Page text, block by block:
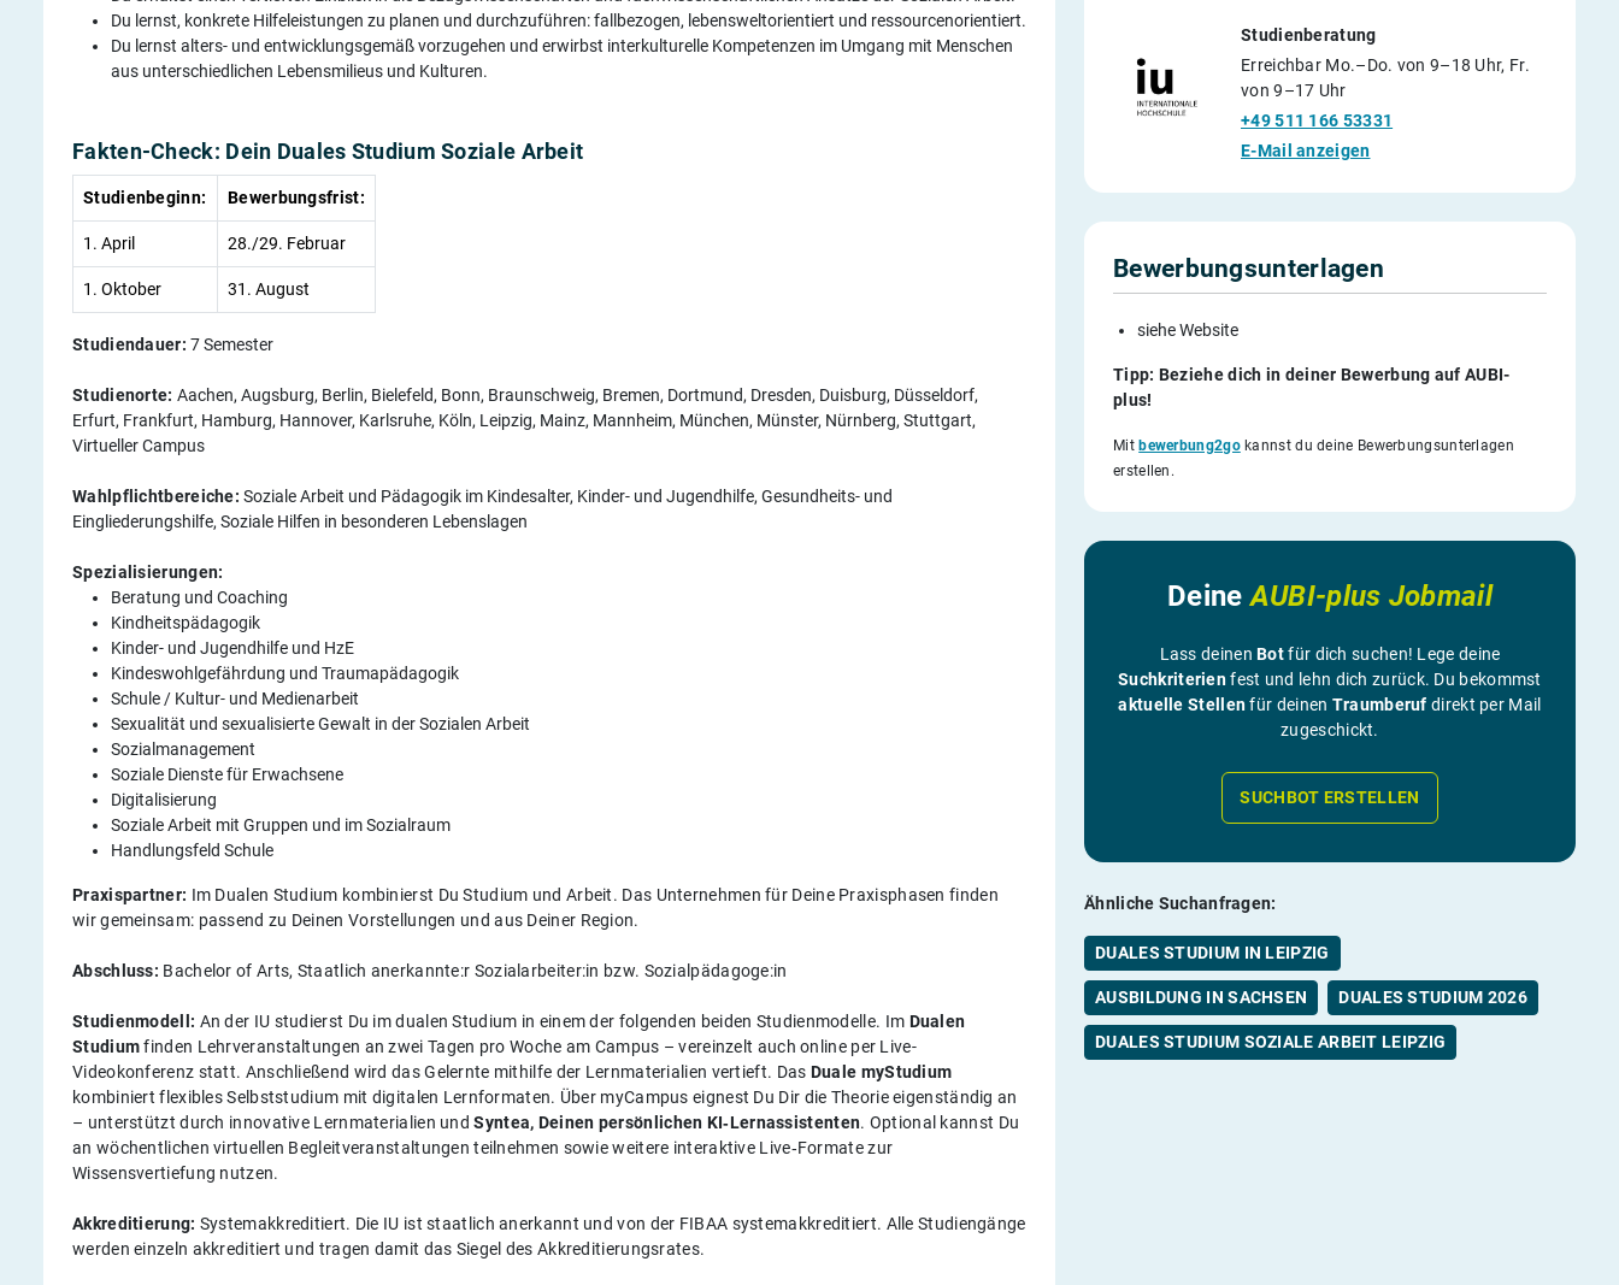
Du lernst, konkrete Hilfeleistungen zu planen und durchzuführen: fallbezogen, lebensweltorientiert und ressourcenorientiert.
Du lernst alters- und entwicklungsgemäß vorzugehen und erwirbst interkulturelle Kompetenzen im Umgang mit Menschen
aus unterschiedlichen Lebensmilieus und Kulturen.
Fakten-Check: Dein Duales Studium Soziale Arbeit
Studienbeginn: Bewerbungsfrist:
1. April 28./29. Februar
1. Oktober 31. August
Studiendauer:7 Semester
Studienorte: Aachen, Augsburg, Berlin, Bielefeld, Bonn, Braunschweig, Bremen, Dortmund, Dresden, Duisburg, Düsseldorf,
Erfurt, Frankfurt, Hamburg, Hannover, Karlsruhe, Köln, Leipzig, Mainz, Mannheim, München, Münster, Nürnberg, Stuttgart,
Virtueller Campus
Wahlpflichtbereiche:Soziale Arbeit und Pädagogik im Kindesalter, Kinder- und Jugendhilfe, Gesundheits- und
Eingliederungshilfe, Soziale Hilfen in besonderen Lebenslagen
Spezialisierungen:
Beratung und Coaching
Kindheitspädagogik
Kinder- und Jugendhilfe und HzE
Kindeswohlgefährdung und Traumapädagogik
Schule / Kultur- und Medienarbeit
Sexualität und sexualisierte Gewalt in der Sozialen Arbeit
Sozialmanagement
Soziale Dienste für Erwachsene
Digitalisierung
Soziale Arbeit mit Gruppen und im Sozialraum
Handlungsfeld Schule
Praxispartner: Im Dualen Studium kombinierst Du Studium und Arbeit. Das Unternehmen für Deine Praxisphasen finden
wir gemeinsam: passend zu Deinen Vorstellungen und aus Deiner Region.
Abschluss: Bachelor of Arts, Staatlich anerkannte:r Sozialarbeiter:in bzw. Sozialpädagoge:in
Studienmodell: An der IU studierst Du im dualen Studium in einem der folgenden beiden Studienmodelle. Im Dualen
Studiumfinden Lehrveranstaltungen an zwei Tagen pro Woche am Campus – vereinzelt auch online per Live-
Videokonferenz statt. Anschließend wird das Gelernte mithilfe der Lernmaterialien vertieft. Das Duale myStudium
kombiniert flexibles Selbststudium mit digitalen Lernformaten. Über myCampus eignest Du Dir die Theorie eigenständig an
– unterstützt durch innovative Lernmaterialien undSyntea, Deinen persönlichen KI‑Lernassistenten. Optional kannst Du
an wöchentlichen virtuellen Begleitveranstaltungen teilnehmen sowie weitere interaktive Live‑Formate zur
Wissensvertiefung nutzen.
Akkreditierung: Systemakkreditiert. Die IU ist staatlich anerkannt und von der FIBAA systemakkreditiert. Alle Studiengänge
werden einzeln akkreditiert und tragen damit das Siegel des Akkreditierungsrates.
Studienberatung
Erreichbar Mo.–Do. von 9–18 Uhr, Fr.
von 9–17 Uhr
+49 511 166 53331
E-Mail anzeigen
Bewerbungsunterlagen
siehe Website
Tipp: Beziehe dich in deiner Bewerbung auf AUBI-
plus!
Mitbewerbung2gokannst du deine Bewerbungsunterlagen
erstellen.
DeineAUBI-plus Jobmail
Lass deinenBotfür dich suchen! Lege deine
Suchkriterienfest und lehn dich zurück. Du bekommst
aktuelle Stellenfür deinen Traumberuf direkt per Mail
zugeschickt.
SUCHBOT ERSTELLEN
Ähnliche Suchanfragen:
DUALES STUDIUM IN LEIPZIG
AUSBILDUNG IN SACHSEN DUALES STUDIUM 2026
DUALES STUDIUM SOZIALE ARBEIT LEIPZIG